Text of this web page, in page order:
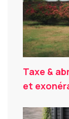
Taxe &
et